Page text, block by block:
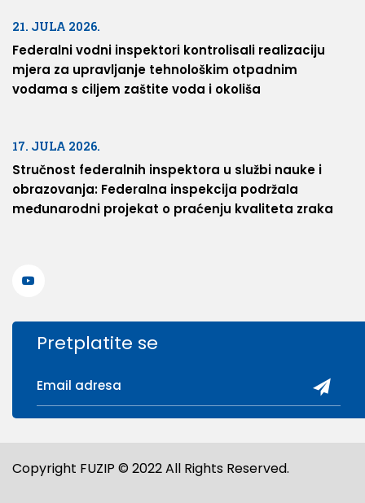
21. JULA 2026.
Federalni vodni inspektori kontrolisali realizaciju
mjera za upravljanje tehnološkim otpadnim
vodama s ciljem zaštite voda i okoliša
17. JULA 2026.
Stručnost federalnih inspektora u službi nauke i
obrazovanja: Federalna inspekcija podržala
međunarodni projekat o praćenju kvaliteta zraka
Pretplatite se
Copyright FUZIP © 2022 All Rights Reserved.